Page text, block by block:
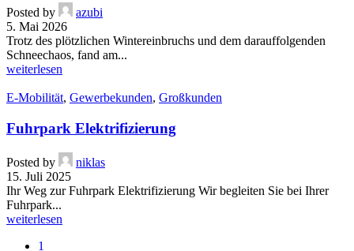
Posted by
azubi
5. Mai 2026
Trotz des plötzlichen Wintereinbruchs und dem darauffolgenden
Schneechaos, fand am...
weiterlesen
E-Mobilität, Gewerbekunden, Großkunden
Fuhrpark Elektrifizierung
Posted by
niklas
15. Juli 2025
Ihr Weg zur Fuhrpark Elektrifizierung Wir begleiten Sie bei Ihrer
Fuhrpark...
weiterlesen
1